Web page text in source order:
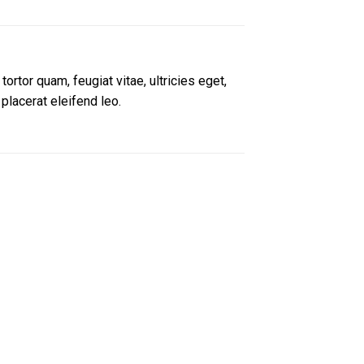
quam, feugiat vitae, ultricies eget,
eleifend leo.